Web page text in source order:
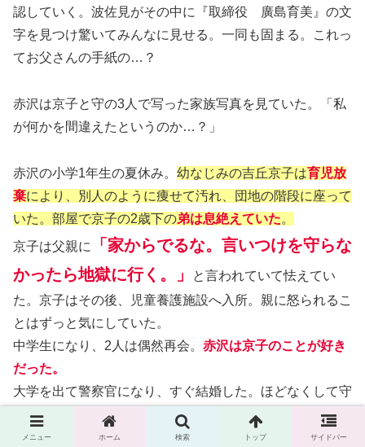
認していく。波佐見がその中に『取締役 廣島育美』の文
字を見つけ驚いてみんなに見せる。一同も固まる。これっ
てお父さんの手紙の…？
赤沢は京子と守の3人で写った家族写真を見ていた。「私
が何かを間違えたというのか…？」
赤沢の小学1年生の夏休み。 幼なじみの吉丘京子は育児放
棄により、別人のように痩せて汚れ、団地の階段に座って
いた。部屋で京子の2歳下の弟は息絶えていた。
京子は父親に
「家からでるな。言いつけを守らな
かったら地獄に行く。」
と言われていて怯えてい
た。京子はその後、児童養護施設へ入所。親に怒られるこ
とはずっと気にしていた。
中学生になり、2人は偶然再会。 赤沢は京子のことが好き
だった。
大学を出て警察官になり、すぐ結婚した。ほどなくして守
も産まれた。赤沢は京子と息子を絶対に守る。命に替えて
でも守ると誓った。
しかし、私が守っていたものは一体…
メニュー ホーム 検索 トップ サイドバー